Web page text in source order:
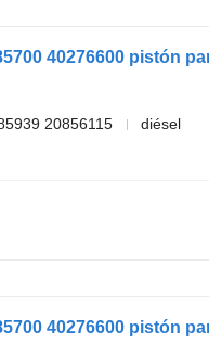
20856115
diésel